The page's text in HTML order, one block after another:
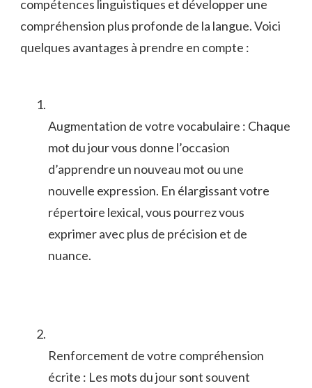
compétences ⁤linguistiques et‌ développer une
compréhension plus profonde de la langue. Voici
quelques avantages à prendre en compte :
Augmentation de votre vocabulaire : Chaque
mot⁣ du​ jour vous donne l’occasion
d’apprendre un nouveau mot ou une
nouvelle expression. En élargissant votre
répertoire lexical, ⁣vous ⁢pourrez vous
exprimer avec⁤ plus de​ précision et de
nuance.
Renforcement de votre compréhension
écrite : Les mots du jour sont souvent